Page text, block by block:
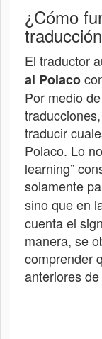
¿Cómo
El traductor
al Polaco
Por medio
traducir
Polaco. Lo
learning”
solamente
sino que en
cuenta el
manera, se
comprender
anteriores